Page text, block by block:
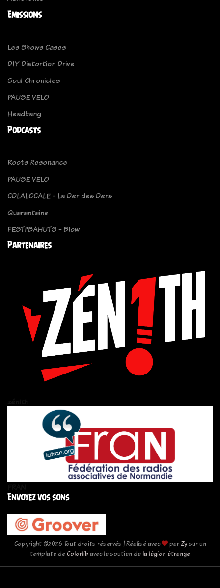
Emissions
Les Shows Cases
DIY Distortion Drive
Soul Chronicles
PAUSE VELO
Headbang
Podcasts
Roots Resonance
PAUSE VELO
CDLALOCALE - La Der des Ders
Quarantaine
FESTI'BAHUTS - Blow
Partenaires
Envoyez vos sons
Copyright ©2026 Tout droits réservés | Réalisé avec parZysur un
template deColorlibavec le soutien de la légion étrange